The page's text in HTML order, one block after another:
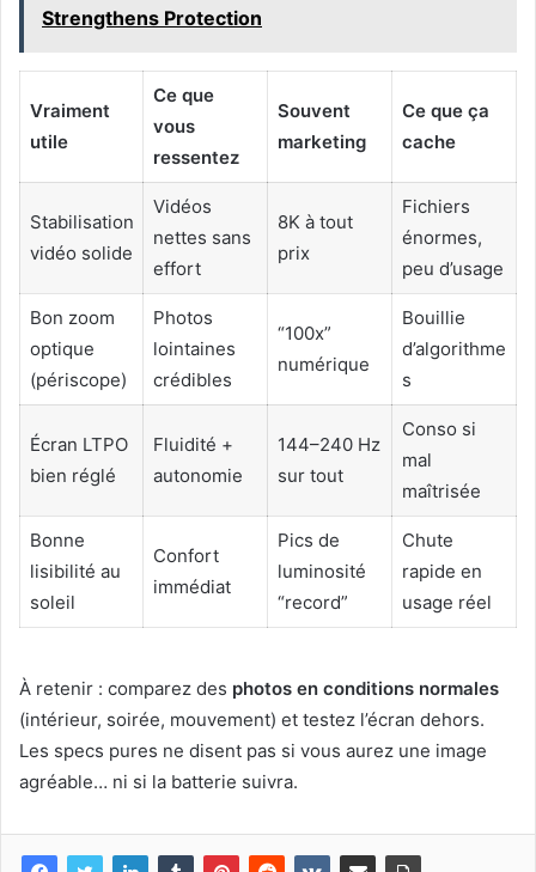
Strengthens Protection
Vraiment
utile
Ce que
vous
ressentez
Souvent
marketing
Ce que ça
cache
Stabilisation
vidéo solide
Vidéos
nettes sans
effort
8K à tout
prix
Fichiers
énormes,
peu d’usage
Bon zoom
optique
(périscope)
Photos
lointaines
crédibles
“100x”
numérique
Bouillie
d’algorithme
s
Écran LTPO
bien réglé
Fluidité +
autonomie
144–240 Hz
sur tout
Conso si
mal
maîtrisée
Bonne
lisibilité au
soleil
Confort
immédiat
Pics de
luminosité
“record”
Chute
rapide en
usage réel
À retenir : comparez des photos en conditions normales
(intérieur, soirée, mouvement) et testez l’écran dehors.
Les specs pures ne disent pas si vous aurez une image
agréable… ni si la batterie suivra.